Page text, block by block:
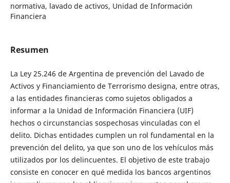
normativa, lavado de activos, Unidad de Información
Financiera
Resumen
La Ley 25.246 de Argentina de prevención del Lavado de
Activos y Financiamiento de Terrorismo designa, entre otras,
a las entidades financieras como sujetos obligados a
informar a la Unidad de Información Financiera (UIF)
hechos o circunstancias sospechosas vinculadas con el
delito. Dichas entidades cumplen un rol fundamental en la
prevención del delito, ya que son uno de los vehículos más
utilizados por los delincuentes. El objetivo de este trabajo
consiste en conocer en qué medida los bancos argentinos